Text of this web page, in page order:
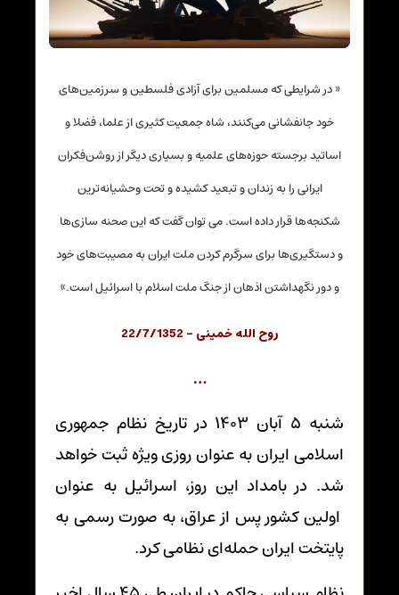
‏‏« در شرایطی که مسلمین برای آزادی فلسطین و سرزمین‌های
خود جانفشانی می‌کنند،‏ شاه جمعیت کثیری از علما، فضلا و
اساتید برجسته حوزه‌های علمیه و بسیاری دیگر از‏‎ ‎‏روشن‌فکران
ایرانی را به زندان و تبعید کشیده و تحت وحشیانه‌ترین
شکنجه‌ها قرار داده‏‎ ‎‏است.‏ می توان گفت که این صحنه سازی‌ها
و دستگیری‌ها برای سرگرم کردن ملت ایران به‏‎ ‎‏مصیبت‌های خود
و دور نگهداشتن اذهان از جنگ ملت اسلام با اسرائیل است.»
روح الله خمینی – 22/7/1352
…
شنبه 5 آبان 1403 در تاریخ نظام جمهوری
اسلامی ایران به عنوان روزی ویژه ثبت خواهد
شد. در بامداد این روز، اسرائیل به عنوان
اولین کشور پس از عراق، به صورت رسمی به
پایتخت ایران حمله‌ای نظامی کرد.